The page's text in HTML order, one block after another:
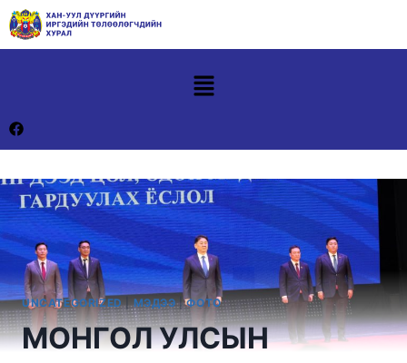
UNCATEGORIZED|МЭДЭЭ|ФОТО
МОНГОЛ УЛСЫН